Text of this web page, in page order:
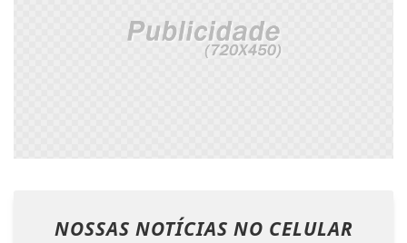
NOSSAS NOTÍCIAS NO CELULAR